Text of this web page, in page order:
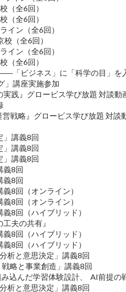
全6回）
全6回）
ン（全6回）
（全6回）
ン（全6回）
全6回）
「ビジネス」に「科学の目」を
」講座実施参加
践』グロービス学び放題 対談動
戦略』グロービス学び放題 対談
」講義8回
」講義8回
」講義8回
義8回
義8回
8回（オンライン）
8回（オンライン）
8回（ハイブリッド）
夫の共有』
8回（ハイブリッド）
8回（ハイブリッド）
析と意思決定」講義8回
略と事業創造」講義8回
込んだ学習体験設計、 AI前提の
析と意思決定」講義8回